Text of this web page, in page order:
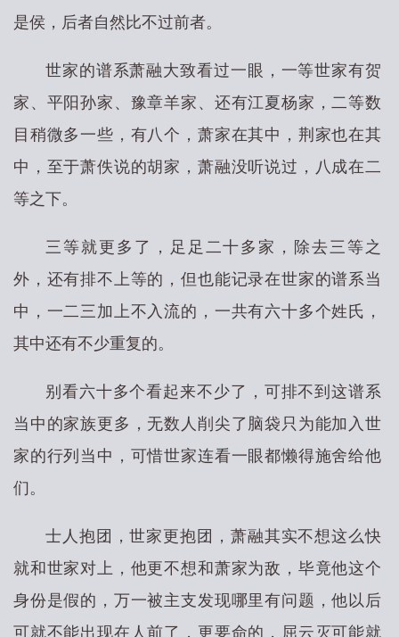
是侯，后者自然比不过前者。
世家的谱系萧融大致看过一眼，一等世家有贺
家、平阳孙家、豫章羊家、还有江夏杨家，二等数
目稍微多一些，有八个，萧家在其中，荆家也在其
中，至于萧佚说的胡家，萧融没听说过，八成在二
等之下。
三等就更多了，足足二十多家，除去三等之
外，还有排不上等的，但也能记录在世家的谱系当
中，一二三加上不入流的，一共有六十多个姓氏，
其中还有不少重复的。
别看六十多个看起来不少了，可排不到这谱系
当中的家族更多，无数人削尖了脑袋只为能加入世
家的行列当中，可惜世家连看一眼都懒得施舍给他
们。
士人抱团，世家更抱团，萧融其实不想这么快
就和世家对上，他更不想和萧家为敌，毕竟他这个
身份是假的，万一被主支发现哪里有问题，他以后
可就不能出现在人前了，更要命的，屈云灭可能就